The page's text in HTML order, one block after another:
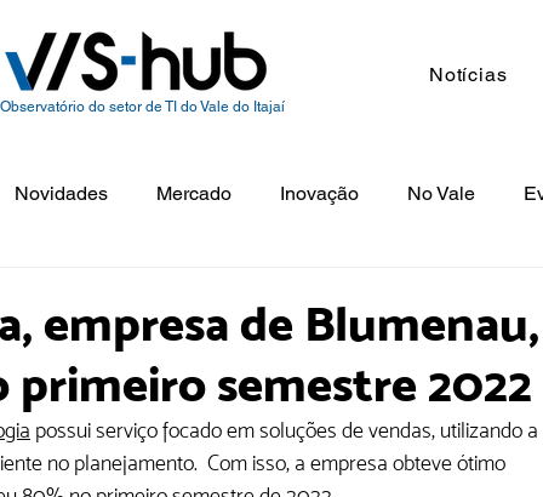
Observatório do setor de TI do Vale do Itajaí
Notícias
Novidades Mercado Inovação No Vale
empresa de Blumenau,
primeiro semestre 2022
possui serviço focado em soluções de vendas, utilizando a
no planejamento.  Com isso, a empresa obteve ótimo